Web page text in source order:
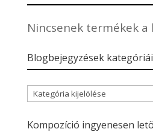
Nincsenek termékek a
Blogbejegyzések kategóriái
Blogbejegyzések
kategóriái
Kompozíció ingyenesen